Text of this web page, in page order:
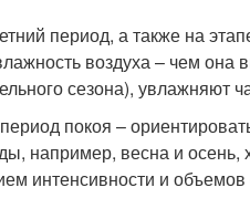
период, а также на
воздуха – чем
сезона), увлажняют
покоя –
например, весна и
интенсивности и